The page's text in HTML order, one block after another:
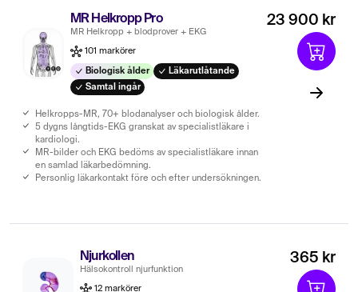
MR Helkropp Pro
MR Helkropp + blodprover + EKG
101 markörer
Biologisk ålder
Läkarutlåtande
Samtal ingår
Helkropps-MR, 70+ blodanalyser och biologisk ålder.
5 dygns långtids-EKG granskat av specialistläkare i
kardiologi.
MR-bilder och EKG bedöms av specialistläkare innan
en samlad läkarbedömning.
Personlig läkarkontakt före och efter undersökningen.
23 900 kr
Njurkollen
Hälsokontroll njurfunktion
12 markörer
365 kr